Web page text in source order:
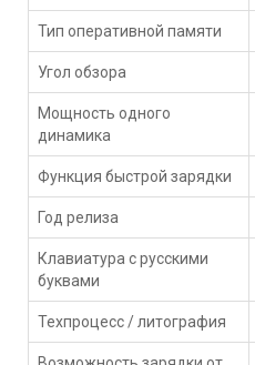
Тип оперативной памяти
Угол обзора
Мощность одного
динамика
Функция быстрой зарядки
Год релиза
Клавиатура с русскими
буквами
Техпроцесс / литография